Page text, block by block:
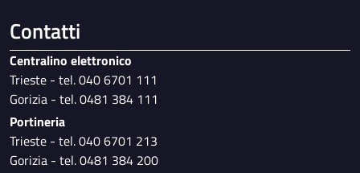
Contatti
Centralino elettronico
Trieste - tel. 040 6701 111
Gorizia - tel. 0481 384 111
Portineria
Trieste - tel. 040 6701 213
Gorizia - tel. 0481 384 200